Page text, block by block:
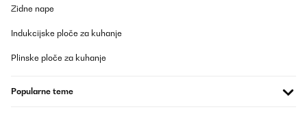
Kleinkindern sollte man besonders wachsam sein, oder einfach
mein 15qm Schlafzimmer von 16° Raumtemperatur auf 21° binnen
Temperatur und man steht morgens nicht mit Kopfschmerzen
Amazon-Benutzer
Zidne nape
Indukcijske ploče za kuhanje
Plinske ploče za kuhanje
Popularne teme